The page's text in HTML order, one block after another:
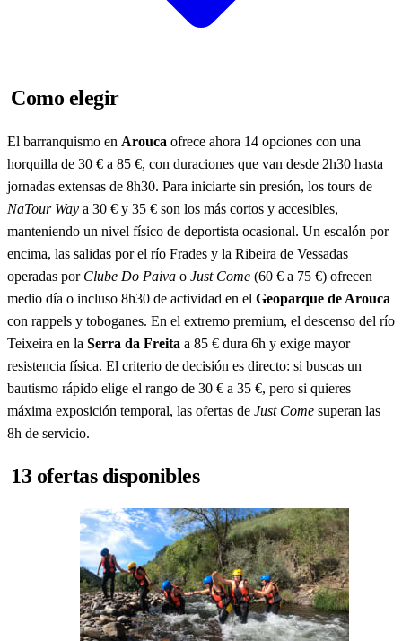
Como elegir
El barranquismo en Arouca ofrece ahora 14 opciones con una
horquilla de 30 € a 85 €, con duraciones que van desde 2h30 hasta
jornadas extensas de 8h30. Para iniciarte sin presión, los tours de
NaTour Way a 30 € y 35 € son los más cortos y accesibles,
manteniendo un nivel físico de deportista ocasional. Un escalón por
encima, las salidas por el río Frades y la Ribeira de Vessadas
operadas por Clube Do Paiva o Just Come (60 € a 75 €) ofrecen
medio día o incluso 8h30 de actividad en el Geoparque de Arouca
con rappels y toboganes. En el extremo premium, el descenso del río
Teixeira en la Serra da Freita a 85 € dura 6h y exige mayor
resistencia física. El criterio de decisión es directo: si buscas un
bautismo rápido elige el rango de 30 € a 35 €, pero si quieres
máxima exposición temporal, las ofertas de Just Come superan las
8h de servicio.
13 ofertas disponibles